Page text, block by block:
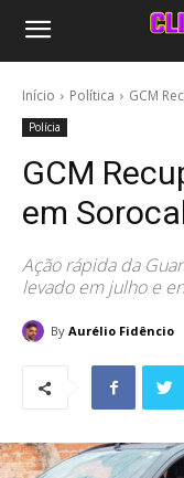
Início Política GCM
Polícia
GCM
em
Ação rápida da
levado em julho e
By Aurélio Fidêncio